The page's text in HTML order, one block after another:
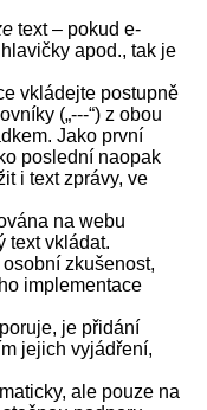
text – pokud e-
apod., tak je
vkládejte postupně
(„---“) z obou
Jako první
poslední naopak
i text zprávy, ve
na webu
text vkládat.
zkušenost,
implementace
je přidání
jejich vyjádření,
ale pouze na